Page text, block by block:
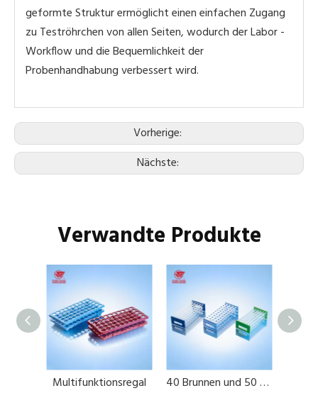
geformte Struktur ermöglicht einen einfachen Zugang
zu Teströhrchen von allen Seiten, wodurch der Labor -
Workflow und die Bequemlichkeit der
Probenhandhabung verbessert wird.
Vorherige:
Nächste:
Verwandte Produkte
Multifunktionsregal 40 Brunnen und 50 Well -Testrohrregale